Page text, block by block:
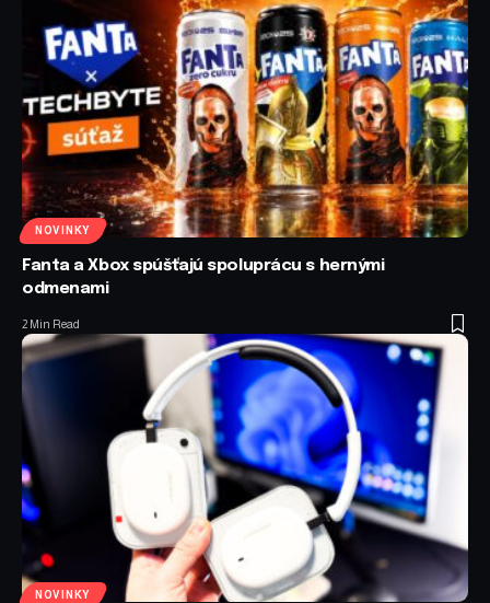
NOVINKY
Fanta a Xbox spúšťajú spoluprácu s hernými
odmenami
2 Min Read
NOVINKY